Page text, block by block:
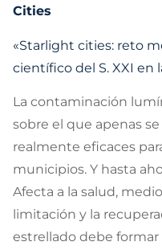
Cities
«Starlight cities: reto
científico del S. XXI en
La contaminación
sobre el que apenas
realmente eficaces
municipios. Y hasta
Afecta a la salud,
limitación y la
estrellado debe